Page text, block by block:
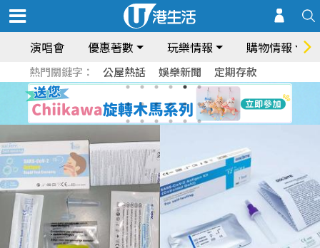
演唱會 優惠著數 玩樂情報 購物情報
熱門關鍵字： 公屋熱話 娛樂新聞 定期存款